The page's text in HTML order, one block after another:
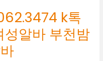
k톡
알바 부천밤